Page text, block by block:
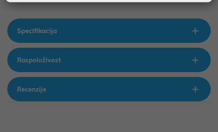
Specifikacija
Raspoloživost
Recenzije